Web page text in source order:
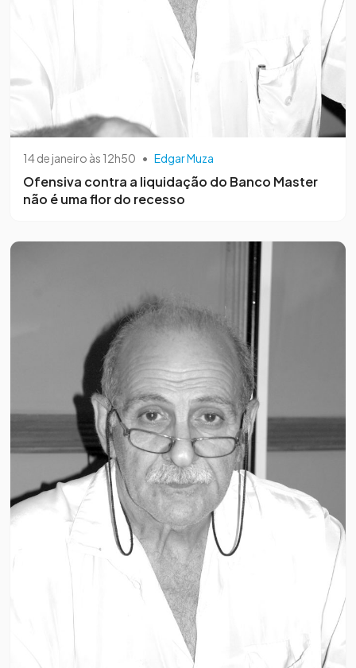
14 de janeiro às 12h50 • Edgar Muza
Ofensiva contra a liquidação do Banco Master
não é uma flor do recesso